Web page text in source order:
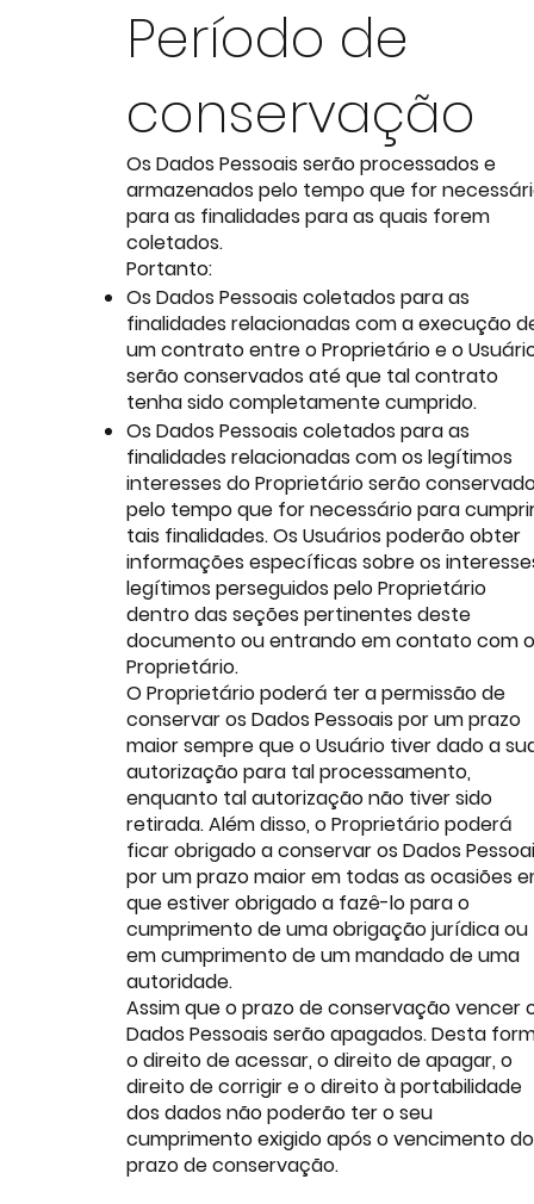
Período de
conservação
Os Dados Pessoais serão processados e
armazenados pelo tempo que for
para as finalidades para as quais forem
coletados.
Portanto:
Os Dados Pessoais coletados para as
finalidades relacionadas com a execução
um contrato entre o Proprietário e o
serão conservados até que tal contrato
tenha sido completamente cumprido.
Os Dados Pessoais coletados para as
finalidades relacionadas com os legítimos
interesses do Proprietário serão
pelo tempo que for necessário para
tais finalidades. Os Usuários poderão obter
informações específicas sobre os
legítimos perseguidos pelo Proprietário
dentro das seções pertinentes deste
documento ou entrando em contato com o
Proprietário.
O Proprietário poderá ter a permissão de
conservar os Dados Pessoais por um prazo
maior sempre que o Usuário tiver dado a
autorização para tal processamento,
enquanto tal autorização não tiver sido
retirada. Além disso, o Proprietário poderá
ficar obrigado a conservar os Dados
por um prazo maior em todas as ocasiões
que estiver obrigado a fazê-lo para o
cumprimento de uma obrigação jurídica ou
em cumprimento de um mandado de uma
autoridade.
Assim que o prazo de conservação vencer
Dados Pessoais serão apagados. Desta
o direito de acessar, o direito de apagar, o
direito de corrigir e o direito à portabilidade
dos dados não poderão ter o seu
cumprimento exigido após o vencimento do
prazo de conservação.